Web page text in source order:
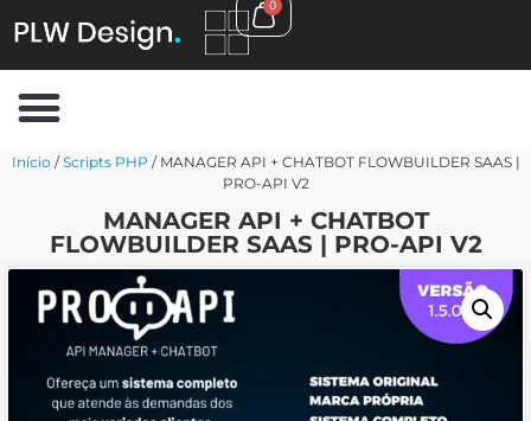
0
Início /Scripts PHP / MANAGER API + CHATBOT FLOWBUILDER SAAS |
PRO-API V2
MANAGER API + CHATBOT
FLOWBUILDER SAAS | PRO-API V2